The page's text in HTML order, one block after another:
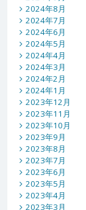
2024年8月
2024年7月
2024年6月
2024年5月
2024年4月
2024年3月
2024年2月
2024年1月
2023年12月
2023年11月
2023年10月
2023年9月
2023年8月
2023年7月
2023年6月
2023年5月
2023年4月
2023年3月